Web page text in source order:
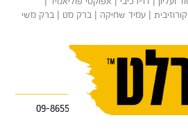
| עמיד שחיקה | ברק מט | ברק משי
08-9986333
• פקס: 09-8655368